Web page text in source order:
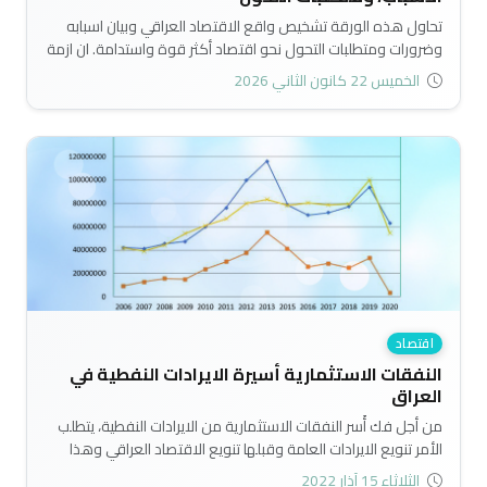
تحاول هذه الورقة تشخيص واقع الاقتصاد العراقي وبيان اسبابه
وضرورات ومتطلبات التحول نحو اقتصاد أكثر قوة واستدامة. ان ازمة
الاقتصاد العراقي لا تتعلق بالموارد بقدر ما تتعلق بالثقافة
والمؤسسات والنظام الاقتصادي. حيث يمتلك العراق الكثير من
الموارد، خصوصاً النفطية التي جعلته يحتل مراتب متقدمة عالمياً؛ إلا
أنه لازال اقتصاداً ضعيفاً هشاً وعرضة للصدمات الخارجية..
الخميس 22 كانون الثاني 2026
اقتصاد
النفقات الاستثمارية أسيرة الايرادات النفطية في
العراق
من أجل فك أَسر النفقات الاستثمارية من الايرادات النفطية، يتطلب
الأمر تنويع الايرادات العامة وقبلها تنويع الاقتصاد العراقي وهذا
يتطلب العمل على محاربة الفساد وتهيئة بيئة أعمال جاذبة للاستثمار
الثلاثاء 15 آذار 2022